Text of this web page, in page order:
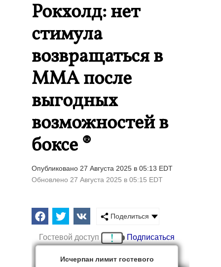
Рокхолд: нет
стимула
возвращаться в
ММА после
выгодных
возможностей в
боксе ®
Опубликовано 27 Августа 2025 в 05:13 EDT
Обновлено 27 Августа 2025 в 05:15 EDT
Поделиться
Гостевой доступ Подписаться
Исчерпан лимит гостевого